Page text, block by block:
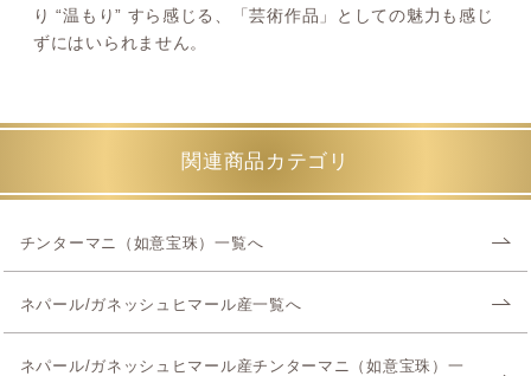
り “温もり” すら感じる、「芸術作品」としての魅力も感じ
ずにはいられません。
関連商品カテゴリ
チンターマニ（如意宝珠）一覧へ
ネパール/ガネッシュヒマール産一覧へ
ネパール/ガネッシュヒマール産チンターマニ（如意宝珠）一